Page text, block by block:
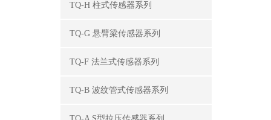
TQ-H 柱式传感器系列
TQ-G 悬臂梁传感器系列
TQ-F 法兰式传感器系列
TQ-B 波纹管式传感器系列